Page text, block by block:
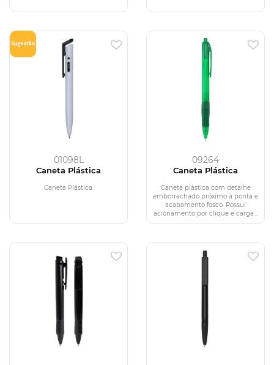
01098L
Caneta Plástica
Caneta Plástica.
09264
Caneta Plástica
Caneta plástica com detalhe
emborrachado próximo à ponta e
acabamento fosco. Possui
acionamento por clique e carga...